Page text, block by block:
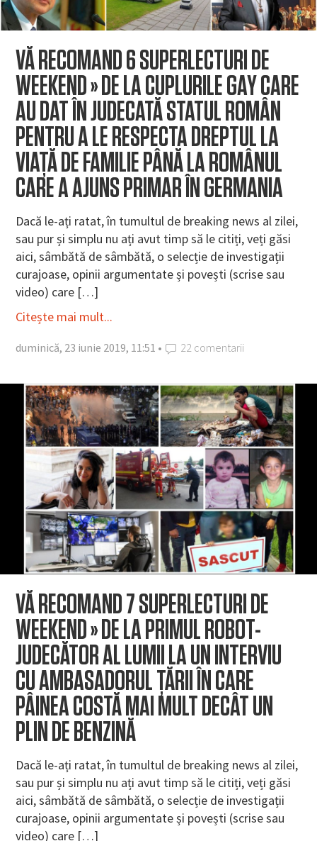
VĂ RECOMAND 6 SUPERLECTURI DE
WEEKEND » DE LA CUPLURILE GAY CARE
AU DAT ÎN JUDECATĂ STATUL ROMÂN
PENTRU A LE RESPECTA DREPTUL LA
VIAŢĂ DE FAMILIE PÂNĂ LA ROMÂNUL
CARE A AJUNS PRIMAR ÎN GERMANIA
Dacă le-ați ratat, în tumultul de breaking news al zilei,
sau pur și simplu nu ați avut timp să le citiți, veți găsi
aici, sâmbătă de sâmbătă, o selecție de investigații
curajoase, opinii argumentate și povești (scrise sau
video) care […]
Citește mai mult...
duminică, 23 iunie 2019, 11:51 • 22 comentarii
VĂ RECOMAND 7 SUPERLECTURI DE
WEEKEND » DE LA PRIMUL ROBOT-
JUDECĂTOR AL LUMII LA UN INTERVIU
CU AMBASADORUL ȚĂRII ÎN CARE
PÂINEA COSTĂ MAI MULT DECÂT UN
PLIN DE BENZINĂ
Dacă le-ați ratat, în tumultul de breaking news al zilei,
sau pur și simplu nu ați avut timp să le citiți, veți găsi
aici, sâmbătă de sâmbătă, o selecție de investigații
curajoase, opinii argumentate și povești (scrise sau
video) care […]